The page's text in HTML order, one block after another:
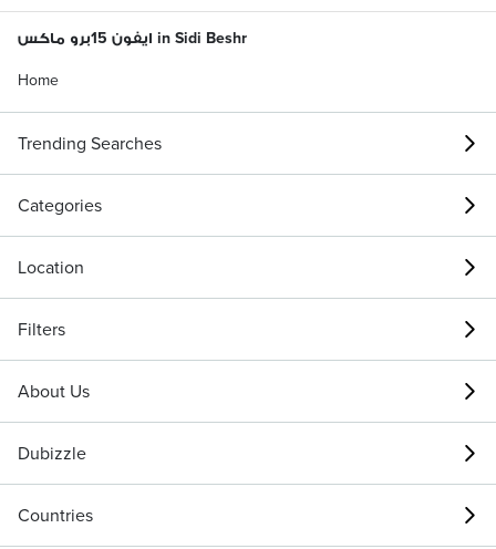
ايفون 15برو ماكس in Sidi Beshr
Home
Trending Searches
Categories
Location
Filters
About Us
Dubizzle
Countries